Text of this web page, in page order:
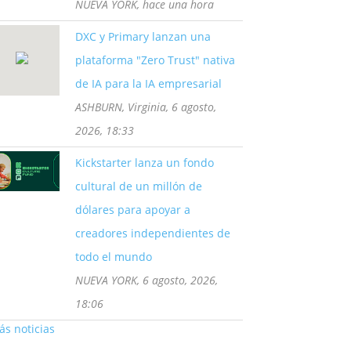
NUEVA YORK, hace una hora
DXC y Primary lanzan una
plataforma "Zero Trust" nativa
de IA para la IA empresarial
ASHBURN, Virginia, 6 agosto,
2026, 18:33
Kickstarter lanza un fondo
cultural de un millón de
dólares para apoyar a
creadores independientes de
todo el mundo
NUEVA YORK, 6 agosto, 2026,
18:06
noticias